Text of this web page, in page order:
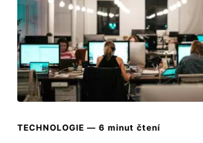
TECHNOLOGIE — 6 minut čtení